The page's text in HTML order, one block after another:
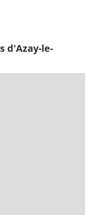
d'Azay-le-